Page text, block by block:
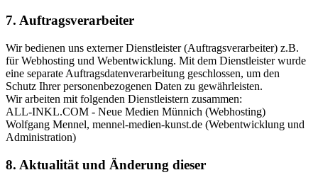
7. Auftragsverarbeiter
Wir bedienen uns externer Dienstleister (Auftragsverarbeiter) z.B.
für Webhosting und Webentwicklung. Mit dem Dienstleister wurde
eine separate Auftragsdatenverarbeitung geschlossen, um den
Schutz Ihrer personenbezogenen Daten zu gewährleisten.
Wir arbeiten mit folgenden Dienstleistern zusammen:
ALL-INKL.COM - Neue Medien Münnich (Webhosting)
Wolfgang Mennel, mennel-medien-kunst.de (Webentwicklung und
Administration)
8. Aktualität und Änderung dieser